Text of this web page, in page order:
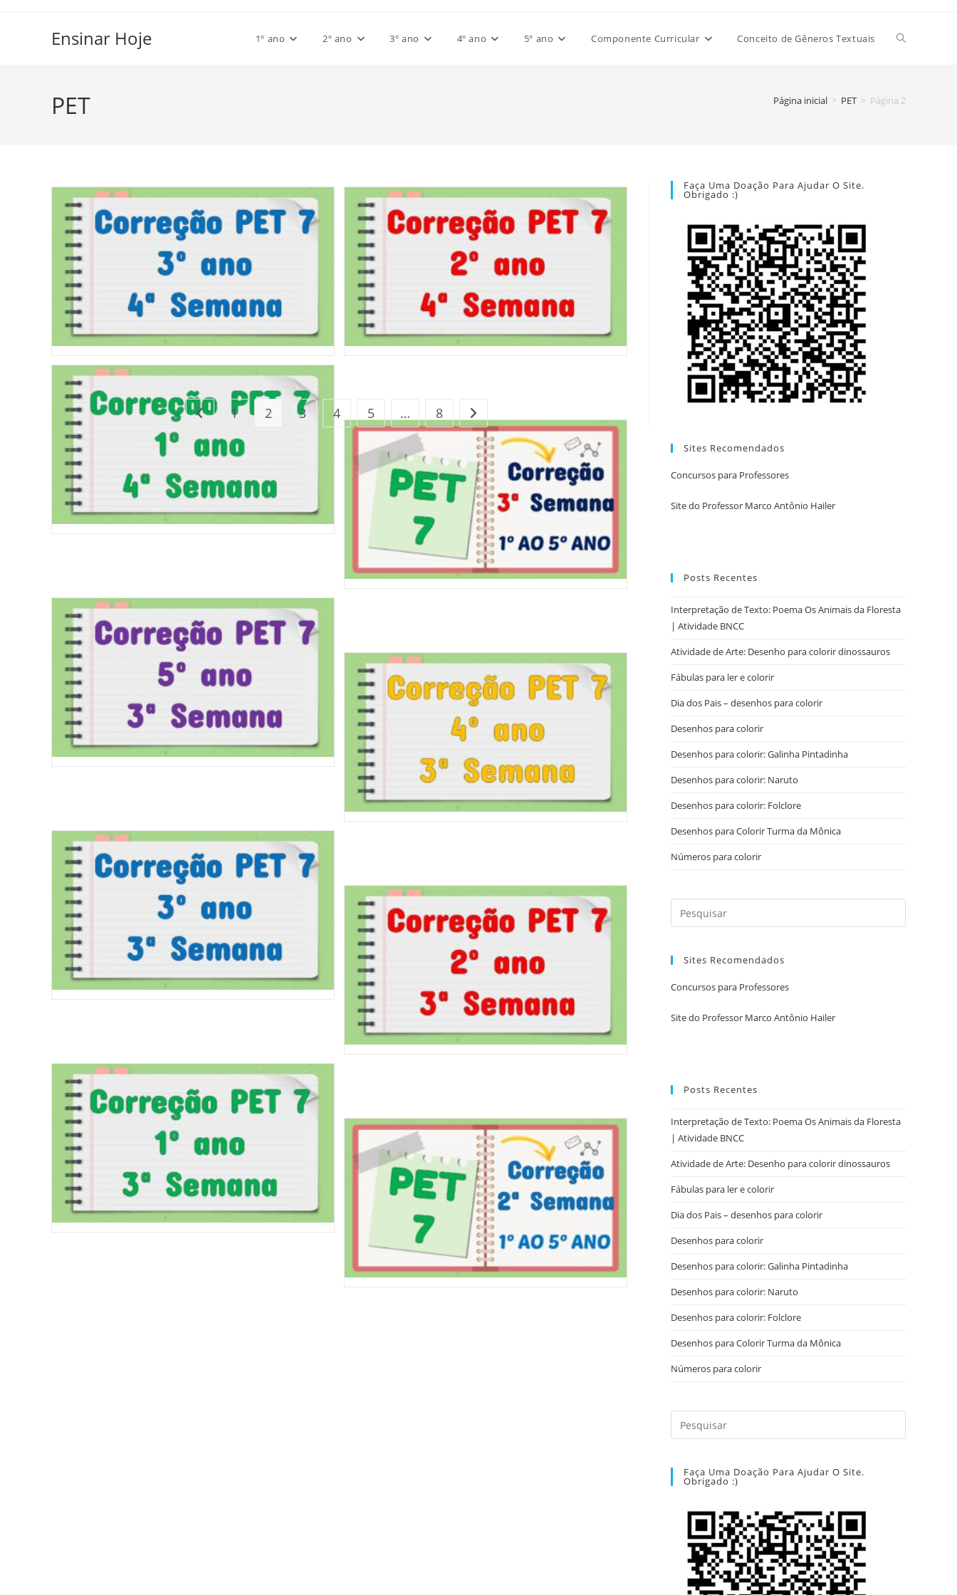
Ensinar Hoje 1º ano 2º ano 3º ano 4º ano 5º ano Componente Curricular Conceito de Gêneros Textuais Alternar
PET Página inicial > PET > Página 2
Ir para a página anterior
1 2 3 4 5 … 8 Ir para a próxima página
Faça Uma Doação Para Ajudar O Site.
Obrigado :)
Sites Recomendados
Concursos para Professores
Site do Professor Marco Antônio Hailer
Posts Recentes
Interpretação de Texto: Poema Os Animais da Floresta
| Atividade BNCC
Atividade de Arte: Desenho para colorir dinossauros
Fábulas para ler e colorir
Dia dos Pais – desenhos para colorir
Desenhos para colorir
Desenhos para colorir: Galinha Pintadinha
Desenhos para colorir: Naruto
Desenhos para colorir: Folclore
Desenhos para Colorir Turma da Mônica
Números para colorir
Sites Recomendados
Concursos para Professores
Site do Professor Marco Antônio Hailer
Posts Recentes
Interpretação de Texto: Poema Os Animais da Floresta
| Atividade BNCC
Atividade de Arte: Desenho para colorir dinossauros
Fábulas para ler e colorir
Dia dos Pais – desenhos para colorir
Desenhos para colorir
Desenhos para colorir: Galinha Pintadinha
Desenhos para colorir: Naruto
Desenhos para colorir: Folclore
Desenhos para Colorir Turma da Mônica
Números para colorir
Faça Uma Doação Para Ajudar O Site.
Obrigado :)